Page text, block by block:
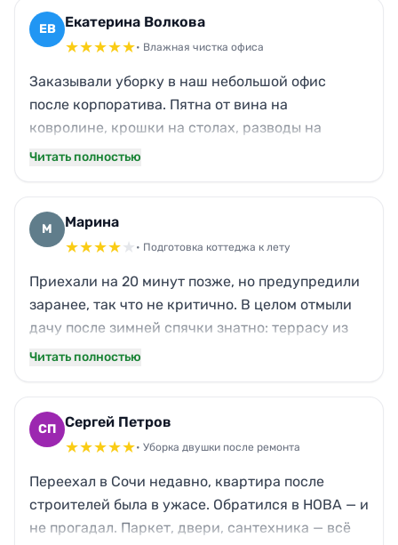
уровне, приехали минута в минуту, работали
без перекуров. Смело рекомендую.
ЕВ Екатерина Волкова
★★★★★• Влажная чистка офиса
Заказывали уборку в наш небольшой офис
после корпоратива. Пятна от вина на
ковролине, крошки на столах, разводы на
стеклах — все отмыли под ноль. Даже запах
каждую пятницу. Радует, что не нужно
контролировать — всё сделали сами, аккуратно
Читать полностью
М Марина
★★★★★ • Подготовка коттеджа к лету
Приехали на 20 минут позже, но предупредили
заранее, так что не критично. В целом отмыли
дачу после зимней спячки знатно: террасу из
лиственницы привели в чувство, мангальную
заметила уже после отъезда. А так свежесть,
чистота, можно сразу заезжать с детьми.
Читать полностью
СП Сергей Петров
★★★★★• Уборка двушки после ремонта
Переехал в Сочи недавно, квартира после
строителей была в ужасе. Обратился в НОВА — и
не прогадал. Паркет, двери, сантехника — всё